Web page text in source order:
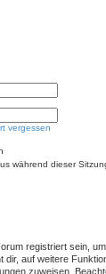
vergessen
während dieser
registriert sein,
dir, auf weitere
zuweisen.